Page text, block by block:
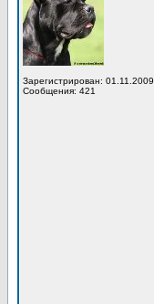
Зарегистрирован: 01.11.2009
Сообщения: 421